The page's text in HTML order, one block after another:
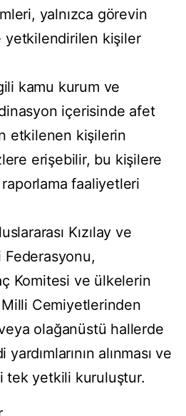
yalnızca görevin
yetkilendirilen kişiler
kamu kurum ve
içerisinde afet
etkilenen kişilerin
erişebilir, bu kişilere
faaliyetleri
Kızılay ve
Federasyonu,
Komitesi ve ülkelerin
Milli Cemiyetlerinden
olağanüstü hallerde
alınması ve
tek yetkili kuruluştur.